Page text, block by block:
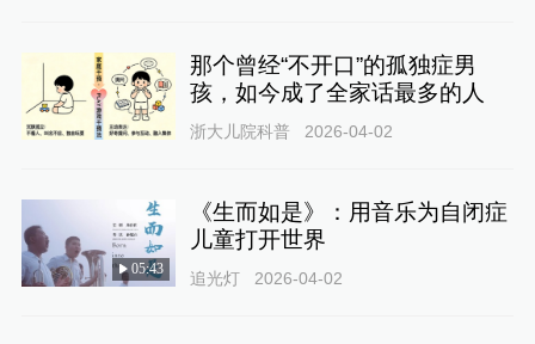
那个曾经“不开口”的孤独症男
孩，如今成了全家话最多的人
浙大儿院科普 2026-04-02
05:43
《生而如是》：用音乐为自闭症
儿童打开世界
追光灯 2026-04-02